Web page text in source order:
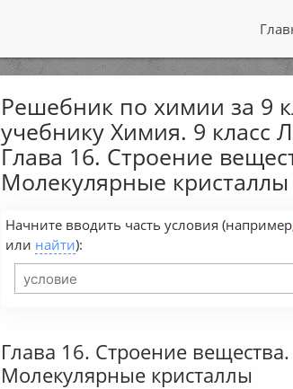
Решебник по химии за 9
учебнику Химия. 9 класс
Глава 16. Строение
Молекулярные кристаллы
Начните вводить часть условия
или найти):
Глава 16. Строение
Молекулярные кристаллы